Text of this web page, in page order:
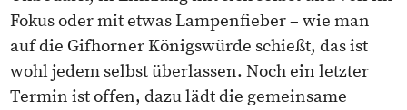
Fokus oder mit etwas Lampenfieber – wie man
auf die Gifhorner Königswürde schießt, das ist
wohl jedem selbst überlassen. Noch ein letzter
Termin ist offen, dazu lädt die gemeinsame